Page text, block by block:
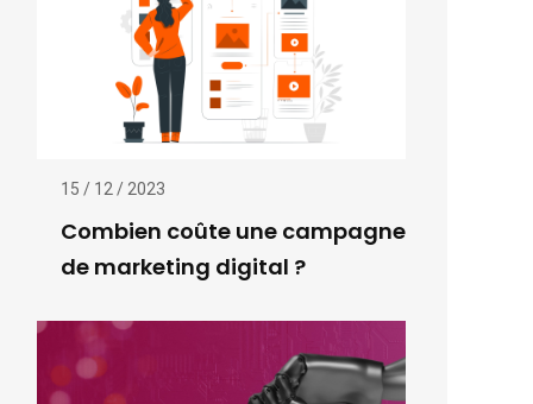
15 / 12 / 2023
Combien coûte une campagne
de marketing digital ?